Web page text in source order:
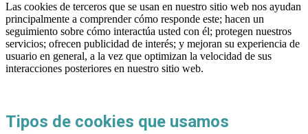
Las cookies de terceros que se usan en nuestro sitio web nos ayudan
principalmente a comprender cómo responde este; hacen un
seguimiento sobre cómo interactúa usted con él; protegen nuestros
servicios; ofrecen publicidad de interés; y mejoran su experiencia de
usuario en general, a la vez que optimizan la velocidad de sus
interacciones posteriores en nuestro sitio web.
Tipos de cookies que usamos